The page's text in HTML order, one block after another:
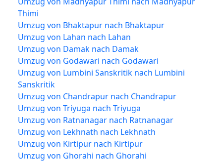
Thimi
Umzug von Bhaktapur nach Bhaktapur
Umzug von Lahan nach Lahan
Umzug von Damak nach Damak
Umzug von Godawari nach Godawari
Umzug von Lumbini Sanskritik nach Lumbini
Sanskritik
Umzug von Chandrapur nach Chandrapur
Umzug von Triyuga nach Triyuga
Umzug von Ratnanagar nach Ratnanagar
Umzug von Lekhnath nach Lekhnath
Umzug von Kirtipur nach Kirtipur
Umzug von Ghorahi nach Ghorahi